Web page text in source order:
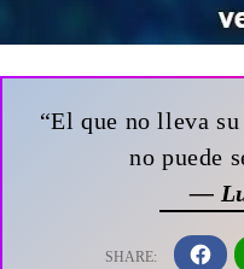
“El que no lleva
no puede
—